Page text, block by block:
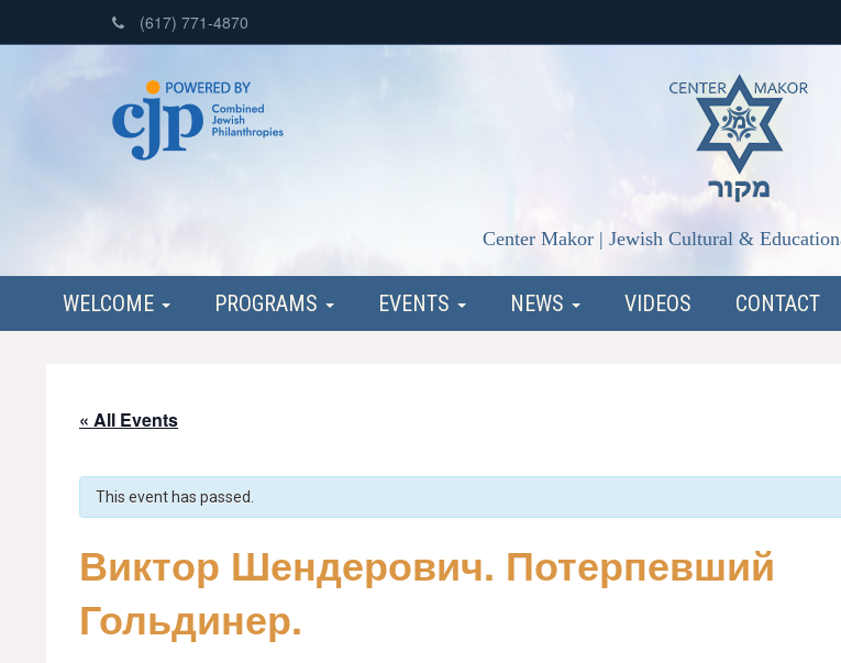
(617) 771-4870
Center Makor | Jewish Cultural &
WELCOME PROGRAMS EVENTS NEWS VIDEOS CONTACT
« All Events
This event has passed.
Виктор Шендерович. Потерпевший
Гольдинер.